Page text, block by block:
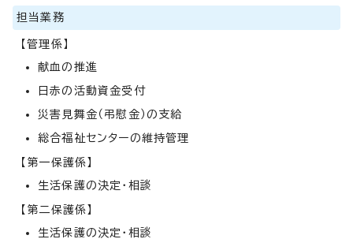
担当業務
【管理係】
献血の推進
日赤の活動資金受付
災害見舞金（弔慰金）の支給
総合福祉センターの維持管理
【第一保護係】
生活保護の決定・相談
【第二保護係】
生活保護の決定・相談